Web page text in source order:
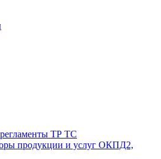
ТР ТС
продукции и услуг ОКПД2,